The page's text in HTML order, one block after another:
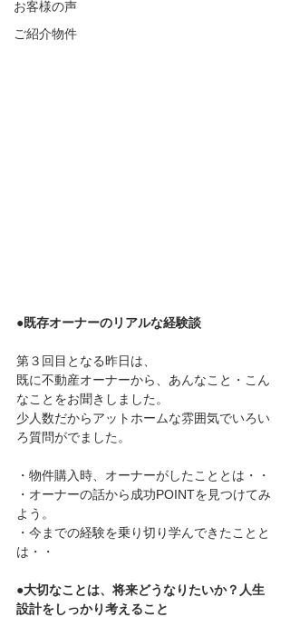
お客様の声
ご紹介物件
●既存オーナーのリアルな経験談
第３回目となる昨日は、
既に不動産オーナーから、あんなこと・こん
なことをお聞きしました。
少人数だからアットホームな雰囲気でいろい
ろ質問がでました。
・物件購入時、オーナーがしたこととは・・
・オーナーの話から成功POINTを見つけてみ
よう。
・今までの経験を乗り切り学んできたことと
は・・
●大切なことは、将来どうなりたいか？人生
設計をしっかり考えること